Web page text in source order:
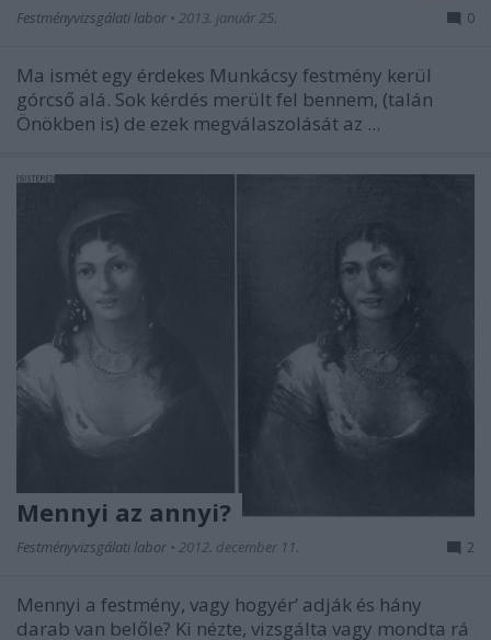
Festményvizsgálati labor • 2013. január 25. 0
Ma ismét egy érdekes Munkácsy festmény kerül
górcső alá. Sok kérdés merült fel bennem, (talán
Önökben is) de ezek megválaszolását az ...
Mennyi az annyi?
Festményvizsgálati labor • 2012. december 11. 2
Mennyi a festmény, vagy hogyér’ adják és hány
darab van belőle? Ki nézte, vizsgálta vagy mondta rá